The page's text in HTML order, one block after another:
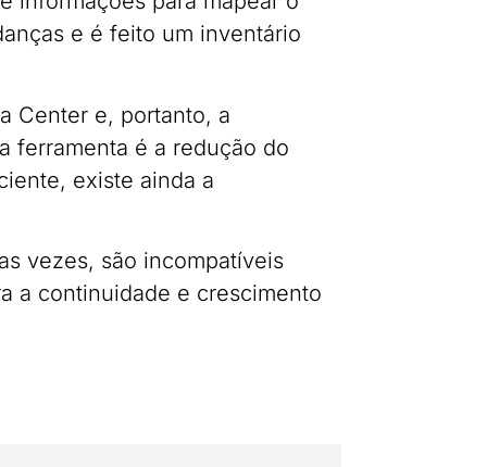
e é feito um inventário
Center e, portanto, a
ferramenta é a redução do
existe ainda a
vezes, são incompatíveis
a continuidade e crescimento